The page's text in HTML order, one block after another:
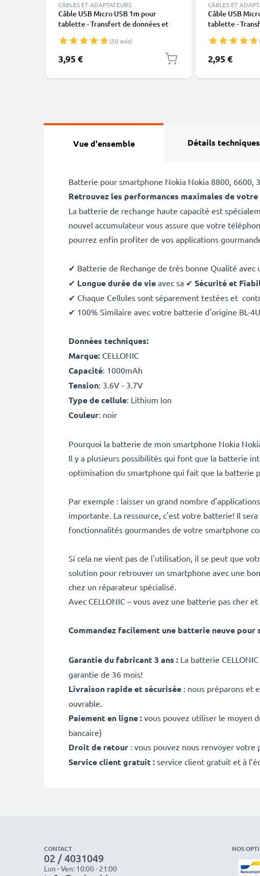
CÂBLES ET ADAPTATEURS
Câble USB Micro USB 1m pour
tablette - Transfert de données et
(50 avis)
3,95 €
CÂBLES ET
Câble USB
tablette -
2,95 €
Vue d'ensemble Détails techniques
Batterie pour smartphone Nokia Nokia 8800, 6600,
Retrouvez les performances maximales de
La batterie de rechange haute capacité est
nouvel accumulateur vous assure que votre
pourrez enfin profiter de vos applications
✔ Batterie de Rechange de très bonne Qualité avec
✔ Longue durée de vie avec sa ✔ Sécurité et
✔ Chaque Cellules sont séparement testées et
✔ 100% Similaire avec votre batterie d'origine BL-
Données techniques:
Marque: CELLONIC
Capacité: 1000mAh
Tension: 3.6V - 3.7V
Type de cellule: Lithium Ion
Couleur: noir
Pourquoi la batterie de mon smartphone Nokia
Il y a plusieurs possibilités qui font que la batterie
optimisation du smartphone qui fait que la batterie
Par exemple : laisser un grand nombre
importante. La ressource, c'est votre batterie! Il
fonctionnalités gourmandes de votre smartphone
Si cela ne vient pas de l'utilisation, il se peut que
solution pour retrouver un smartphone avec une
chez un réparateur spécialisé.
Avec CELLONIC – vous avez une batterie pas cher
Commandez facilement une batterie neuve pour
Garantie du fabricant 3 ans : La batterie
garantie de 36 mois!
Livraison rapide et sécurisée : nous préparons et
ouvrable.
Paiement en ligne : vous pouvez utiliser le moyen
bancaire)
Droit de retour : vous pouvez nous renvoyer
Service client gratuit : service client gratuit et à
CONTACT
02 / 4031049
Lun - Ven: 10:00 - 21:00
NOS